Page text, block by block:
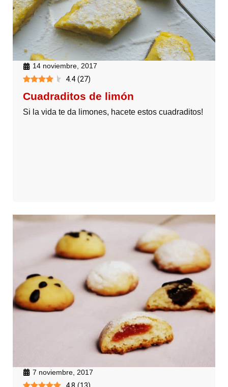
14 noviembre, 2017
4.4 (27)
Cuadraditos de limón
Si la vida te da limones, hacete estos cuadraditos!
7 noviembre, 2017
4.8 (13)